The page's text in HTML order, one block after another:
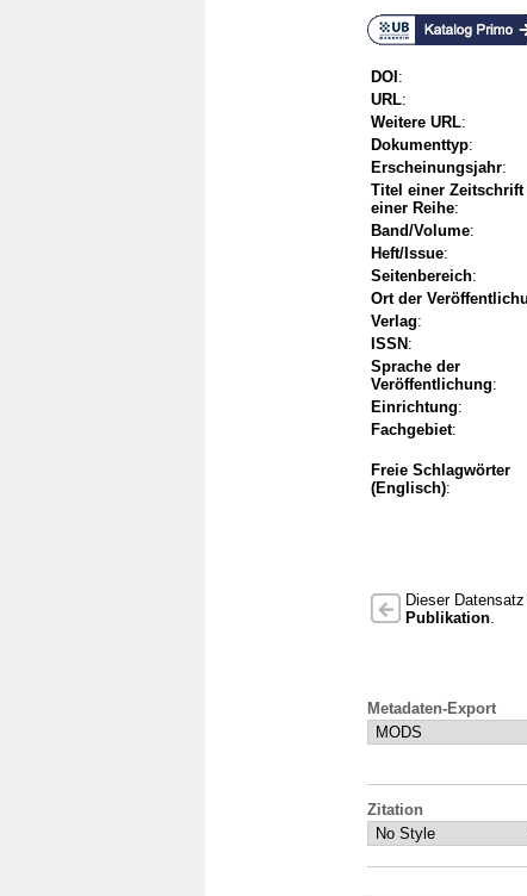
DOI :
URL:
Weitere URL:
Dokumenttyp:
Erscheinungsjahr:
Titel einer Zeitschrift
einer Reihe:
Band/Volume:
Heft/Issue:
Seitenbereich:
Ort der
Verlag:
ISSN :
Sprache der
Veröffentlichung:
Einrichtung:
Fachgebiet:
Freie Schlagwörter
(Englisch):
Dieser
Publikation
Metadaten-Export
Zitation